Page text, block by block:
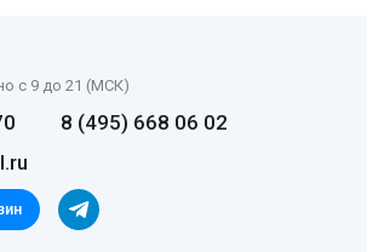
с 9 до 21 (МСК)
8 (495) 668 06 02